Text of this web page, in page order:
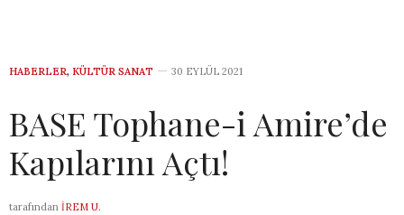
HABERLER, KÜLTÜR SANAT 30 EYLÜL 2021
BASE Tophane-i Amire’de
Kapılarını Açtı!
tarafından İREM U.